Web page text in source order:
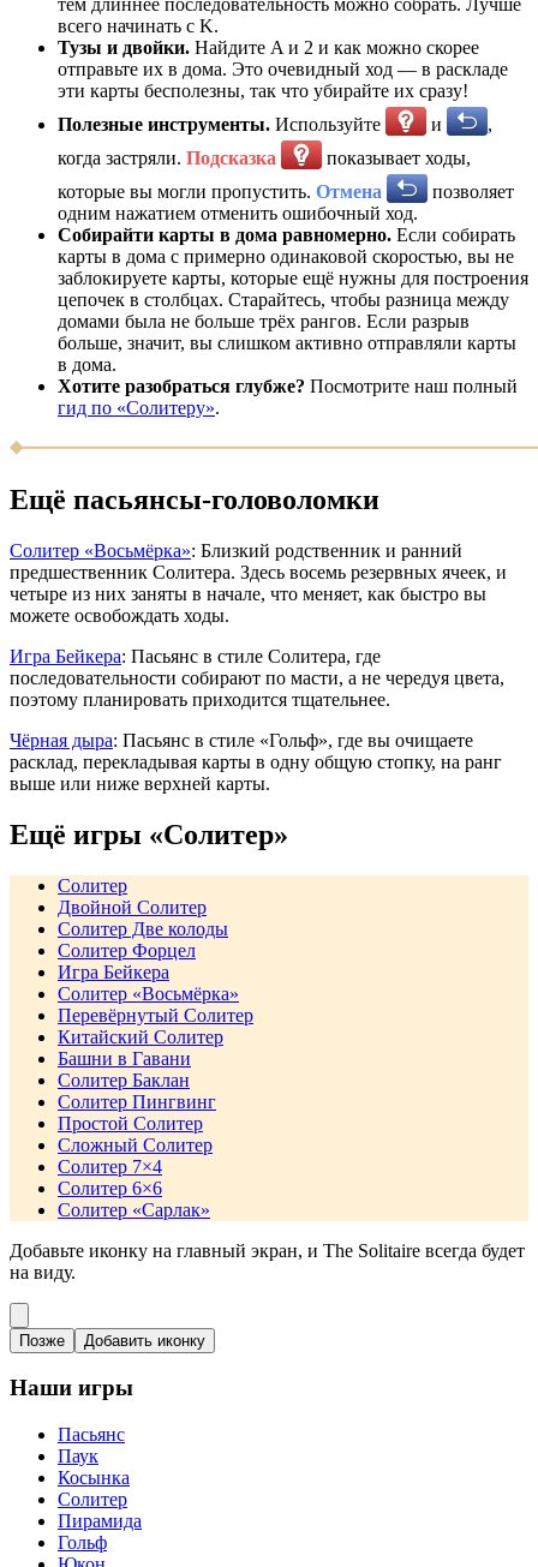
тем длиннее последовательность можно собрать. Лучше
всего начинать с K.
Тузы и двойки. Найдите A и 2 и как можно скорее
отправьте их в дома. Это очевидный ход — в раскладе
эти карты бесполезны, так что убирайте их сразу!
Полезные инструменты. Используйте и
,
когда застряли. Подсказка
показывает ходы,
которые вы могли пропустить. Отмена
позволяет
одним нажатием отменить ошибочный ход.
Собирайти карты в дома равномерно. Если собирать
карты в дома с примерно одинаковой скоростью, вы не
заблокируете карты, которые ещё нужны для построения
цепочек в столбцах. Старайтесь, чтобы разница между
домами была не больше трёх рангов. Если разрыв
больше, значит, вы слишком активно отправляли карты
в дома.
Хотите разобраться глубже? Посмотрите наш полный
гид по «Солитеру».
Ещё пасьянсы-головоломки
Солитер «Восьмёрка»: Близкий родственник и ранний
предшественник Солитера. Здесь восемь резервных ячеек, и
четыре из них заняты в начале, что меняет, как быстро вы
можете освобождать ходы.
Игра Бейкера: Пасьянс в стиле Солитера, где
последовательности собирают по масти, а не чередуя цвета,
поэтому планировать приходится тщательнее.
Чёрная дыра: Пасьянс в стиле «Гольф», где вы очищаете
расклад, перекладывая карты в одну общую стопку, на ранг
выше или ниже верхней карты.
Ещё игры «Солитер»
Солитер
Двойной Солитер
Солитер Две колоды
Солитер Форцел
Игра Бейкера
Солитер «Восьмёрка»
Перевёрнутый Солитер
Китайский Солитер
Башни в Гавани
Солитер Баклан
Солитер Пингвинг
Простой Солитер
Сложный Солитер
Солитер 7×4
Солитер 6×6
Солитер «Сарлак»
Добавьте иконку на главный экран, и The Solitaire всегда будет
на виду.
Позже Добавить иконку
Наши игры
Пасьянс
Паук
Косынка
Солитер
Пирамида
Гольф